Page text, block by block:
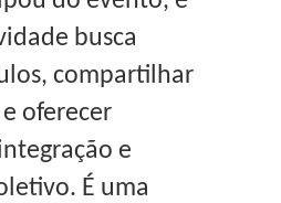
busca
compartilhar
oferecer
e
É uma